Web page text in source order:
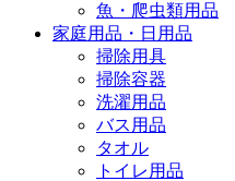
魚・爬虫類用品
家庭用品・日用品
掃除用具
掃除容器
洗濯用品
バス用品
タオル
トイレ用品